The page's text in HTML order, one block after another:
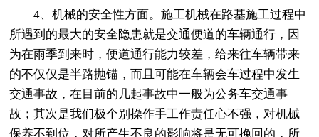
4、机械的安全性方面。施工机械在路基施工过程中
所遇到的最大的安全隐患就是交通便道的车辆通行，因
为在雨季到来时，便道通行能力较差，给来往车辆带来
的不仅仅是半路抛锚，而且可能在车辆会车过程中发生
交通事故，在目前的几起事故中一般为公务车交通事
故；其次是我们极个别操作手工作责任心不强，对机械
保养不到位，对所产生不良的影响将是无可挽回的，所